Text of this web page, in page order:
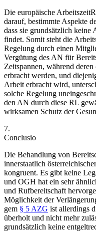
Die europäische
darauf, bestimmte Aspekte
dass sie grundsätzlich
findet. Somit steht die
Regelung durch einen
Vergütung des AN für
Zeitspannen, während
erbracht werden, und
Arbeit erbracht wird,
solche Regelung
den AN durch diese RL
wirksamen Schutz der
7.
Conclusio
Die Behandlung von
innerstaatlich
kongruent. Es gibt keine
und OGH hat ein sehr
und Rufbereitschaft
Möglichkeit der
gem § 5 AZG ist allerdings
überholt und nicht mehr
grundsätzlich keine